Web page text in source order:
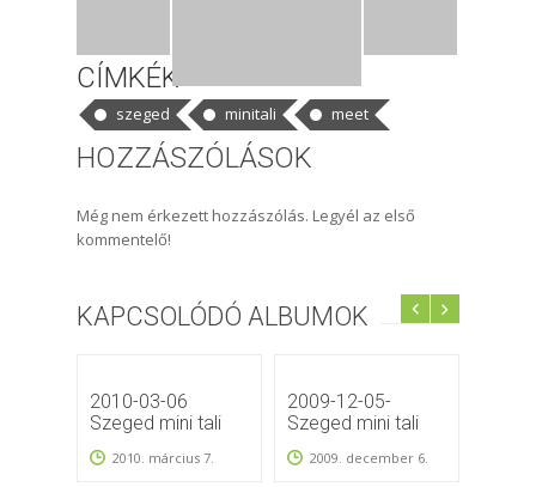
CÍMKÉK
szeged minitali meet
HOZZÁSZÓLÁSOK
Még nem érkezett hozzászólás. Legyél az első
kommentelő!
KAPCSOLÓDÓ ALBUMOK
2010-03-06
Szeged mini tali
2010. március 7.
2009-12-05-
Szeged mini tali
2009. december 6.